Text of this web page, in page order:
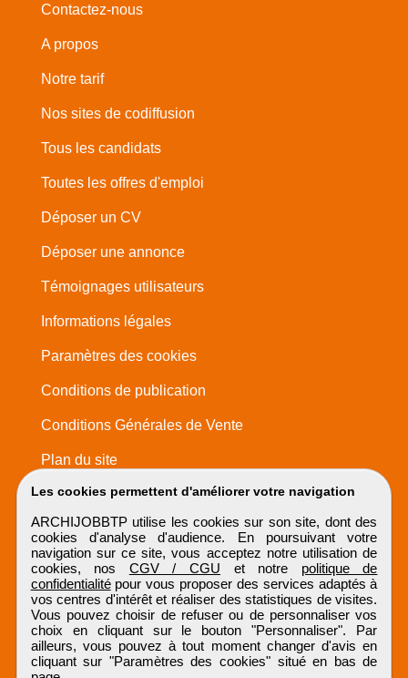
Les cookies permettent d'améliorer votre navigation
ARCHIJOBBTP utilise les cookies sur son site, dont des
cookies d'analyse d'audience. En poursuivant votre
navigation sur ce site, vous acceptez notre utilisation de
cookies, nos CGV / CGU et notre politique de
confidentialitépour vous proposer des services adaptés à
vos centres d'intérêt et réaliser des statistiques de visites.
Vous pouvez choisir de refuser ou de personnaliser vos
choix en cliquant sur le bouton "Personnaliser". Par
ailleurs, vous pouvez à tout moment changer d'avis en
cliquant sur "Paramètres des cookies" situé en bas de
Contactez-nous
A propos
Notre tarif
Nos sites de codiffusion
Tous les candidats
Toutes les offres d'emploi
Déposer un CV
Déposer une annonce
Témoignages utilisateurs
Informations légales
Paramètres des cookies
Conditions de publication
Conditions Générales de Vente
Plan du site